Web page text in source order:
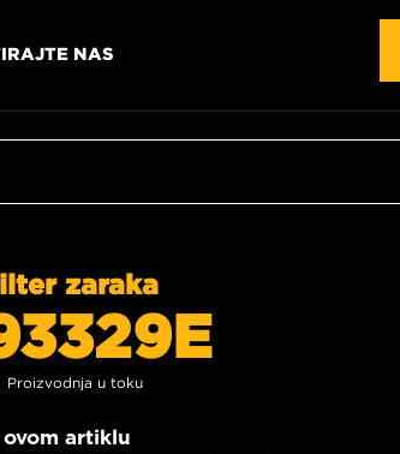
NAS
zaraka
Proizvodnja u toku
ovom artiklu